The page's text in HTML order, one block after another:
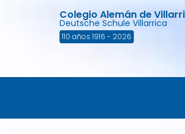
Colegio Alemán de
Deutsche Schule Villarrica
110 años 1916 - 2026